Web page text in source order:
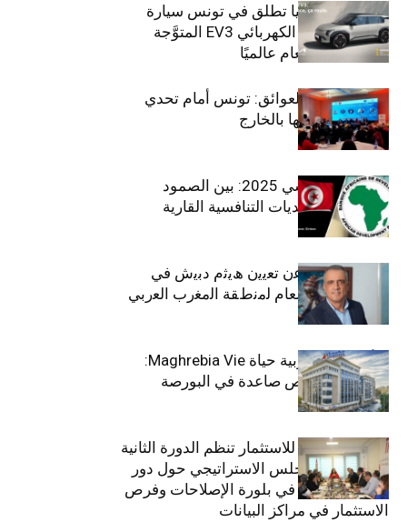
سيتي كارز – كيا تطلق في تونس سيارة
الـدفع الرباعي الكهربائي EV3 المتوَّجة
بلقب سيارة العام عالميًا
بين الطموح والعوائق: تونس أمام تحدي
استعادة كفاءاتها بالخارج
الاقتصاد التونسي 2025: بين الصمود
الاجتماعي وتحديات التنافسية القارية
ﺗﯾﺗرا ﺑﺎك ﺗﻌﻠن ﻋن ﺗﻌﯾﯾن ھﯾﺛم دﺑﯾش ﻓﻲ
ﻣﻧﺻب اﻟﻣدﯾر اﻟﻌﺎم ﻟﻣﻧطﻘﺔ اﻟﻣﻐرب اﻟﻌرﺑﻲ
وﻏرب أﻓرﯾﻘﯾﺎ
التأمينات المغربية حياة Maghrebia Vie:
فاعل رائد بفرص صاعدة في البورصة
(+34.8%)
الهيئة التونسية للاستثمار تنظم الدورة الثانية
والعشرين للمجلس الاستراتيجي حول دور
القطاع الخاص في بلورة الإصلاحات وفرص
الاستثمار في مراكز البيانات